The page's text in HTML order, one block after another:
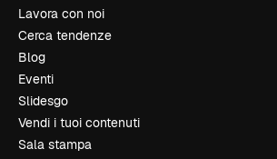
Lavora con noi
Cerca tendenze
Blog
Eventi
Slidesgo
Vendi i tuoi contenuti
Sala stampa